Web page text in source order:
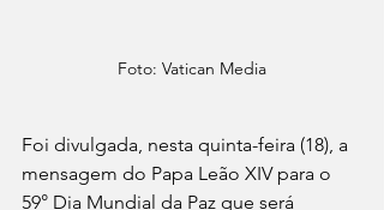
Foto: Vatican Media
Foi divulgada, nesta quinta-feira (18), a
mensagem do Papa Leão XIV para o
59° Dia Mundial da Paz que será